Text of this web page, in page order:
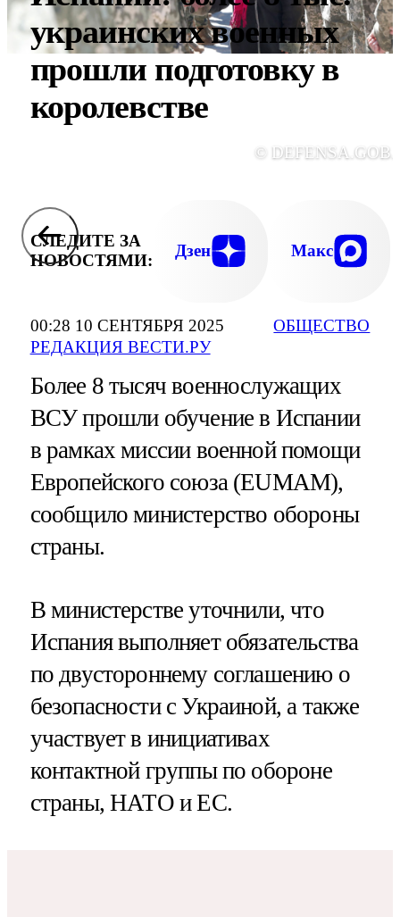
00:28 10 СЕНТЯБРЯ 2025
РЕДАКЦИЯ ВЕСТИ.РУ
ОБЩЕСТВО
украинских военных
прошли подготовку в
королевстве
©
СЛЕДИТЕ ЗА
НОВОСТЯМИ:
Дзен Макс
Более 8 тысяч военнослужащих
ВСУ прошли обучение в Испании
в рамках миссии военной помощи
Европейского союза (EUMAM),
сообщило министерство обороны
страны.
В министерстве уточнили, что
Испания выполняет обязательства
по двустороннему соглашению о
безопасности с Украиной, а также
участвует в инициативах
контактной группы по обороне
страны, НАТО и ЕС.